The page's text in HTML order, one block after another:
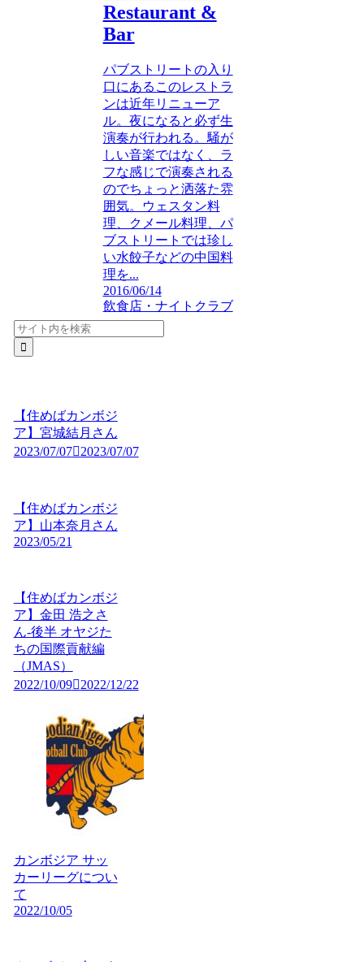
Restaurant &
Bar
パブストリートの入り
口にあるこのレストラ
ンは近年リニューア
ル。夜になると必ず生
演奏が行われる。騒が
しい音楽ではなく、ラ
フな感じで演奏される
のでちょっと洒落た雰
囲気。ウェスタン料
理、クメール料理、パ
ブストリートでは珍し
い水餃子などの中国料
理を...
2016/06/14
飲食店・ナイトクラブ
【住めばカンボジ
ア】宮城結月さん
2023/07/07
2023/07/07
【住めばカンボジ
ア】山本奈月さん
2023/05/21
【住めばカンボジ
ア】金田 浩之さ
ん-後半 オヤジた
ちの国際貢献編
（JMAS）
2022/10/09
2022/12/22
カンボジア サッ
カーリーグについ
て
2022/10/05